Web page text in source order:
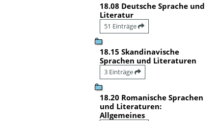
18.08 Deutsche Sprache und
Literatur
51 Einträge
18.15 Skandinavische
Sprachen und Literaturen
3 Einträge
18.20 Romanische Sprachen
und Literaturen:
Allgemeines